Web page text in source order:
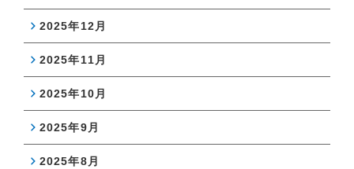
2025年12月
2025年11月
2025年10月
2025年9月
2025年8月